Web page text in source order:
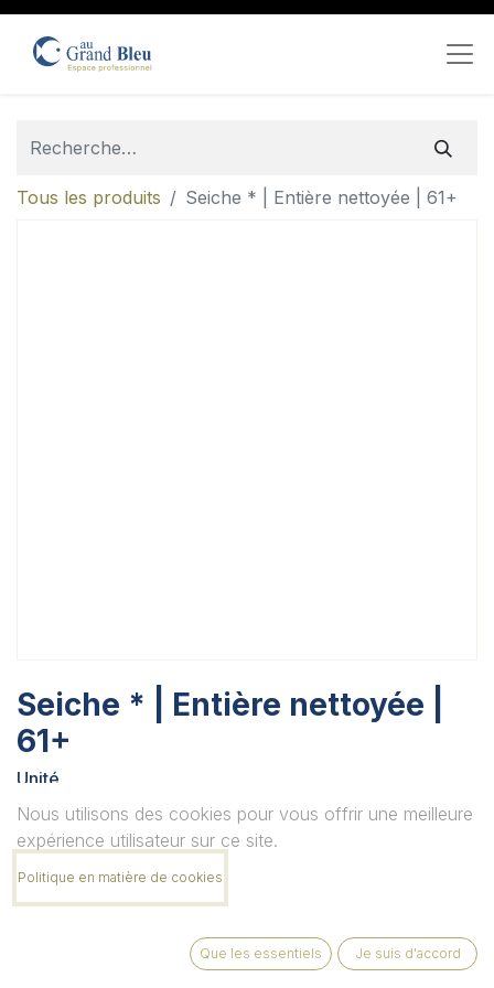
Tous les produits Seiche * | Entière nettoyée | 61+
Seiche * | Entière nettoyée |
61+
Unité
Quantité
Nous utilisons des cookies pour vous offrir une meilleure
expérience utilisateur sur ce site.
Politique en matière de cookies
Que les essentiels Je suis d'accord